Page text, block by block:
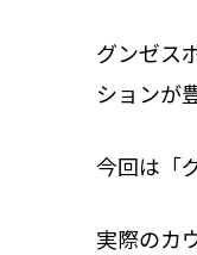
グンゼス
ションが
今回は「
実際のカ